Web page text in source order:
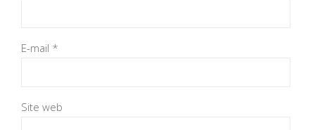
E-mail *
Site web